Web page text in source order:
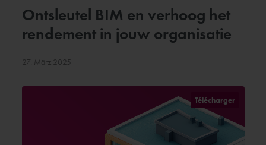
Ontsleutel BIM en verhoog het
rendement in jouw organisatie
27. März 2025
Télécharger